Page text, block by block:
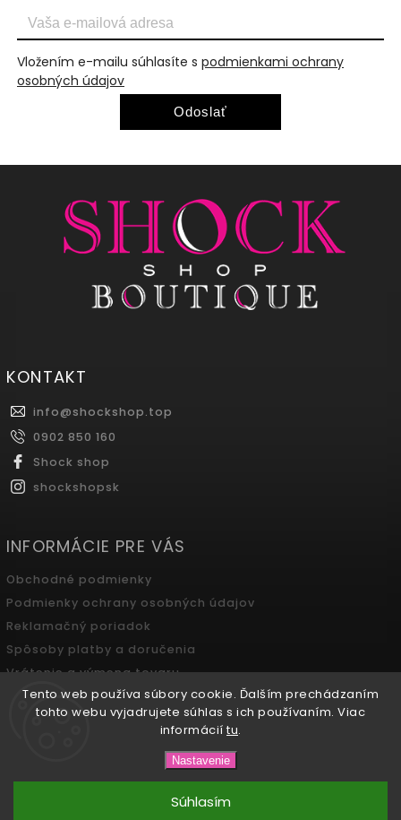
Tento web používa súbory cookie. Ďalším prechádzaním
tohto webu vyjadrujete súhlas s ich používaním. Viac
informácií tu.
Nastavenie
Súhlasím
Vložením e-mailu súhlasíte s podmienkami ochrany
osobných údajov
Odoslať
KONTAKT
info@shockshop.top
0902 850 160
Shock shop
shockshopsk
INFORMÁCIE PRE VÁS
Obchodné podmienky
Podmienky ochrany osobných údajov
Reklamačný poriadok
Spôsoby platby a doručenia
Vrátenie a výmena tovaru
Odstúpenie od zmluvy
SHOCK SHOP Boutique
vyhradené.
a Adatelier| Design